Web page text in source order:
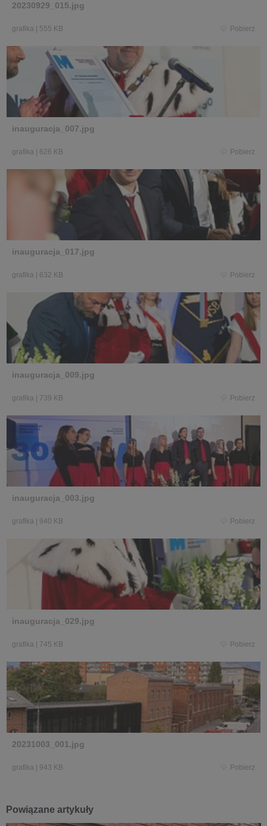
20230929_015.jpg
grafika | 555 KB Pobierz
inauguracja_007.jpg
grafika | 626 KB Pobierz
inauguracja_017.jpg
grafika | 632 KB Pobierz
inauguracja_009.jpg
grafika | 739 KB Pobierz
inauguracja_003.jpg
grafika | 940 KB Pobierz
inauguracja_029.jpg
grafika | 745 KB Pobierz
20231003_001.jpg
grafika | 943 KB Pobierz
Powiązane artykuły